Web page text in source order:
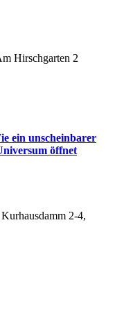
Hirschgarten 2
ein unscheinbarer
öffnet
2-4,